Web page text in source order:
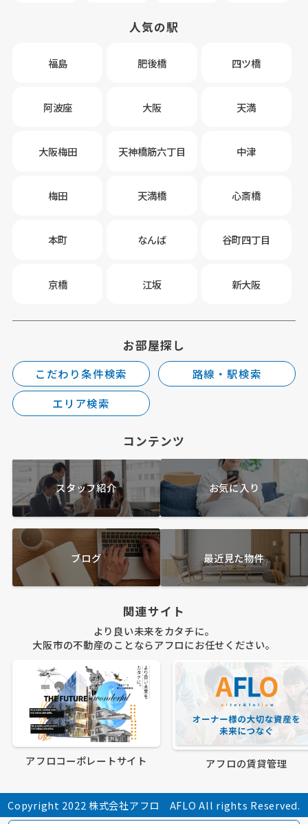
人気の駅
福島 肥後橋 四ツ橋
阿波座 大阪 天満
大阪梅田 天神橋筋六丁目 中津
梅田 天満橋 心斎橋
本町 なんば 谷町四丁目
京橋 江坂 新大阪
お部屋探し
こだわり条件検索
路線・駅検索
エリア検索
コンテンツ
スタッフ紹介 お気に入り
ブログ 最近見た物件
関連サイト
より良い未来をカタチに。
大阪市の不動産のことならアフロにお任せください。
アフロコーポレートサイト アフロの賃貸管理
Copyright 2022 株式会社アフロ AFLO All rights Reserved.